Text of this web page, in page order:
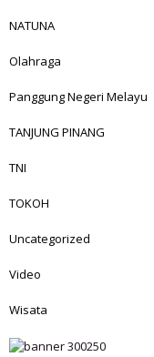
NATUNA
Olahraga
Panggung Negeri Melayu
TANJUNG PINANG
TNI
TOKOH
Uncategorized
Video
Wisata